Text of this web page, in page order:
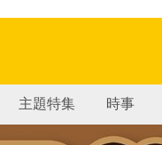
主題特集 時事